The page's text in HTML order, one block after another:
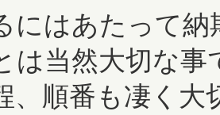
にはあたって納
は当然大切な事
、順番も凄く大